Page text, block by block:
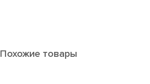
Похожие товары